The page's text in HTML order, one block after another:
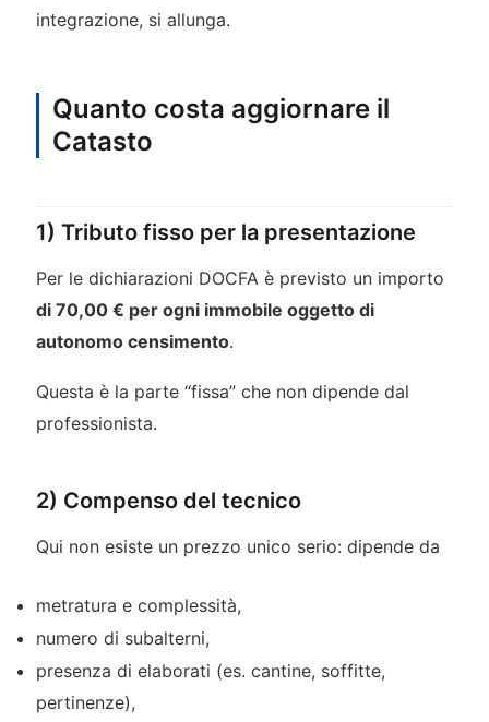
integrazione, si allunga.
Quanto costa aggiornare il
Catasto
1) Tributo fisso per la presentazione
Per le dichiarazioni DOCFA è previsto un importo
di 70,00 € per ogni immobile oggetto di
autonomo censimento.
Questa è la parte “fissa” che non dipende dal
professionista.
2) Compenso del tecnico
Qui non esiste un prezzo unico serio: dipende da
metratura e complessità,
numero di subalterni,
presenza di elaborati (es. cantine, soffitte,
pertinenze),